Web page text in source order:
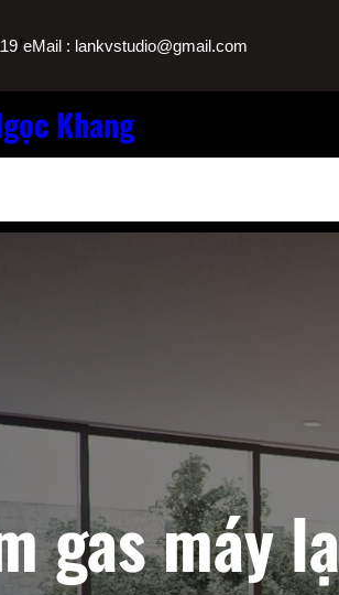
/eMail : lankvstudio@gmail.com
Khang
gas máy